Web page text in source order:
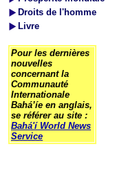
Droits de l'homme
Livre
Pour les dernières
nouvelles
concernant la
Communauté
Internationale
Bahá’íe en anglais,
se référer au site :
Bahá'í World News
Service